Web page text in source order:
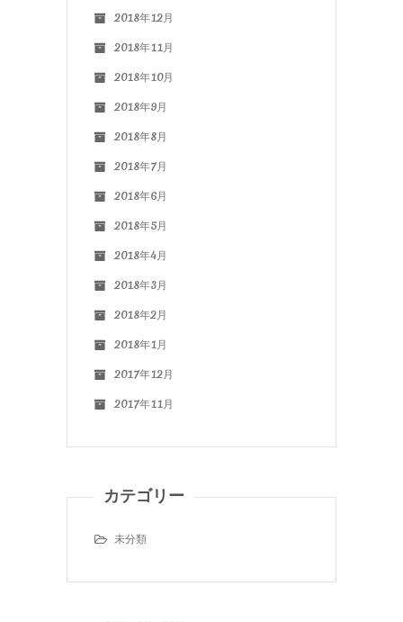
2018年12月
2018年11月
2018年10月
2018年9月
2018年8月
2018年7月
2018年6月
2018年5月
2018年4月
2018年3月
2018年2月
2018年1月
2017年12月
2017年11月
カテゴリー
未分類